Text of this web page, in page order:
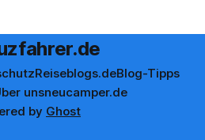
Reiseblogs.deBlog-Tipps
unsneucamper.de
by Ghost